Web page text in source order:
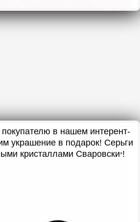
в нашем интерент-
украшение в подарок! Серьги
кристаллами Сваровски*!